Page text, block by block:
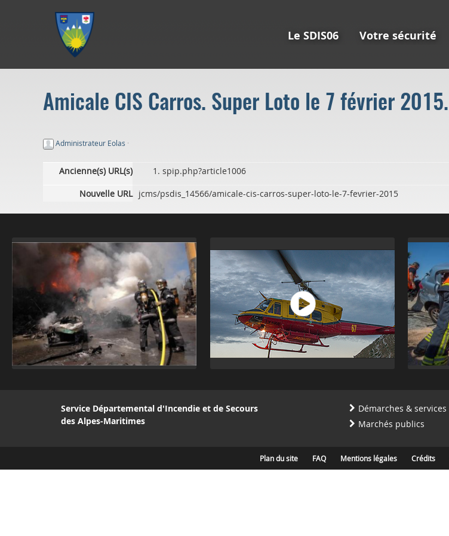
Le SDIS06 Votre sécurité
Amicale CIS Carros. Super Loto le 7 février 2015.
Administrateur Eolas ·
Ancienne(s) URL(s)
spip.php?article1006
Nouvelle URL jcms/psdis_14566/amicale-cis-carros-super-loto-le-7-fevrier-2015
Service Départemental d'Incendie et de Secours
des Alpes-Maritimes
Démarches & services
Marchés publics
Plan du site FAQ Mentions légales Crédits